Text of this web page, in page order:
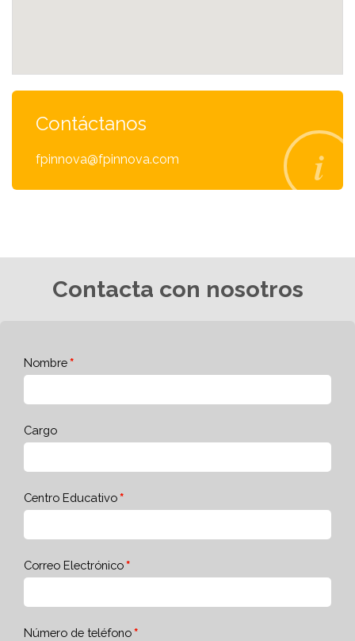
Contáctanos
fpinnova@fpinnova.com
Contacta con nosotros
Nombre
Cargo
Centro Educativo
Correo Electrónico
Número de teléfono